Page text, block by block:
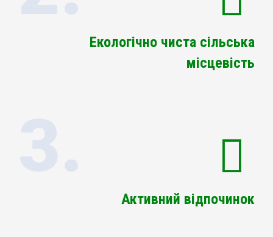
Екологічно чиста сільська
місцевість
Активний відпочинок